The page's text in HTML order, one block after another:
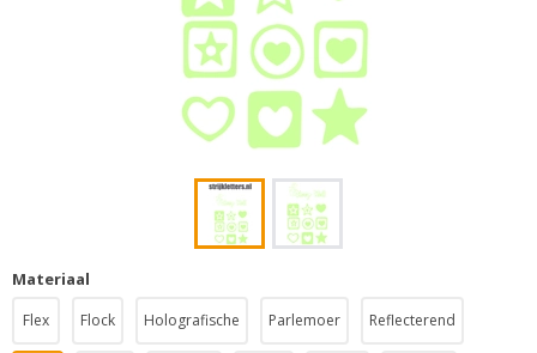
Materiaal
Flex Flock Holografische Parlemoer Reflecterend